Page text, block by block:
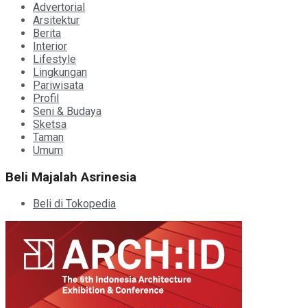
Advertorial
Arsitektur
Berita
Interior
Lifestyle
Lingkungan
Pariwisata
Profil
Seni & Budaya
Sketsa
Taman
Umum
Beli Majalah Asrinesia
Beli di Tokopedia